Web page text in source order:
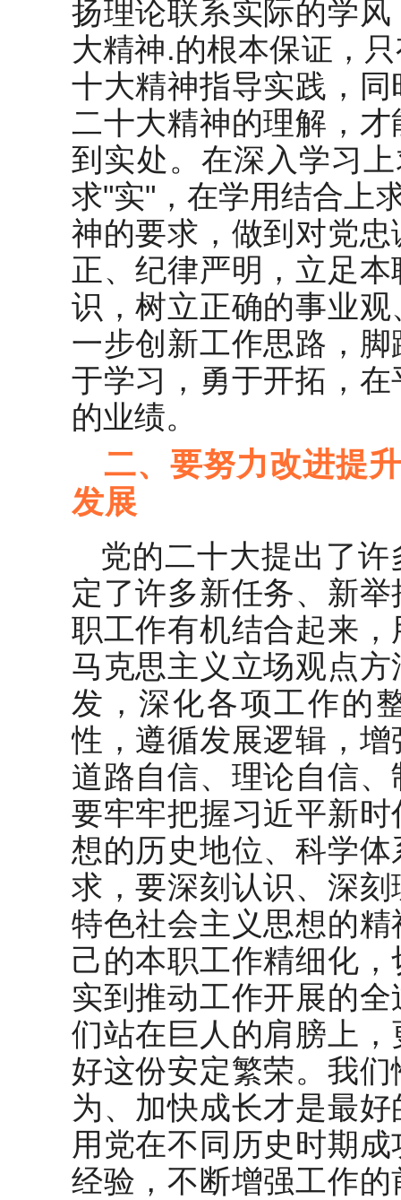
扬理论联系实际的学
大精神.的根本保证，
十大精神指导实践，
二十大精神的理解，
到实处。在深入学习
求"实"，在学用结合上
神的要求，做到对党
正、纪律严明，立足
识，树立正确的事业
一步创新工作思路，
于学习，勇于开拓，
的业绩。
二、要努力改进提
发展
党的二十大提出了
定了许多新任务、新
职工作有机结合起来
马克思主义立场观点
发，深化各项工作的
性，遵循发展逻辑，
道路自信、理论自信
要牢牢把握习近平新
想的历史地位、科学
求，要深刻认识、深
特色社会主义思想的
己的本职工作精细化
实到推动工作开展的
们站在巨人的肩膀上
好这份安定繁荣。我
为、加快成长才是最
用党在不同历史时期
经验，不断增强工作